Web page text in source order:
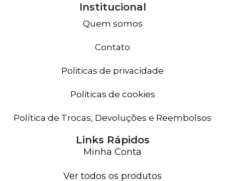
Institucional
Quem somos
Contato
Politicas de privacidade
Politicas de cookies
Política de Trocas, Devoluções e Reembolsos
Links Rápidos
Minha Conta
Ver todos os produtos